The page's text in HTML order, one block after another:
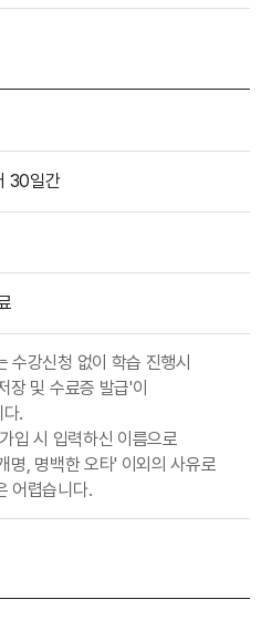
30일간
수강신청 없이 학습 진행시
장 및 수료증 발급'이
.
입 시 입력하신 이름으로
명, 명백한 오타' 이외의 사유로
어렵습니다.